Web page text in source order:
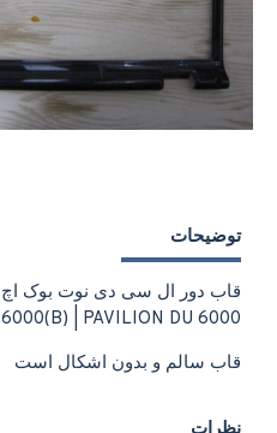
توضیحات
6000(B) | PAVILION DU 6000
قاب سالم و بدون اشکال است